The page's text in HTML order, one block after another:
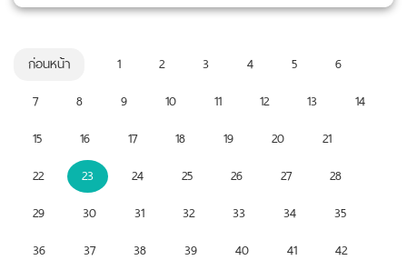
ก่อนหน้า 1 2 3 4 5
6
7
8 9 10 11 12 13
14
15
16 17 18 19 20
21
22
23 24 25 26 27
28
29
30 31 32 33 34
35
36
37 38 39 40 41
42